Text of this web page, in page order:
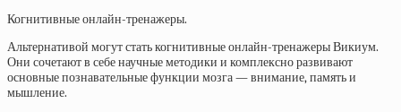
Когнитивные онлайн-тренажеры.
Альтернативой могут стать когнитивныеонлайн-тренажеры Викиум.
Они сочетают в себе научные методики и комплексно развивают
основные познавательные функции мозга — внимание, память и
мышление.